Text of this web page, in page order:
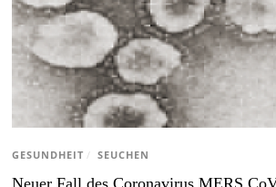
GESUNDHEIT / SEUCHEN
Neuer Fall des Coronavirus MERS